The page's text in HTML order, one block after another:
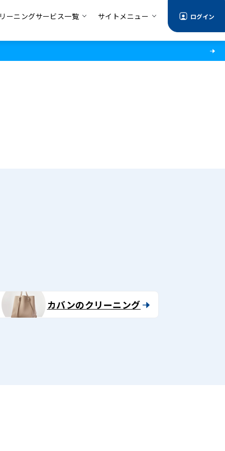
ーニングサービス一覧 サイトメニュー ログイン
カバンのクリーニング